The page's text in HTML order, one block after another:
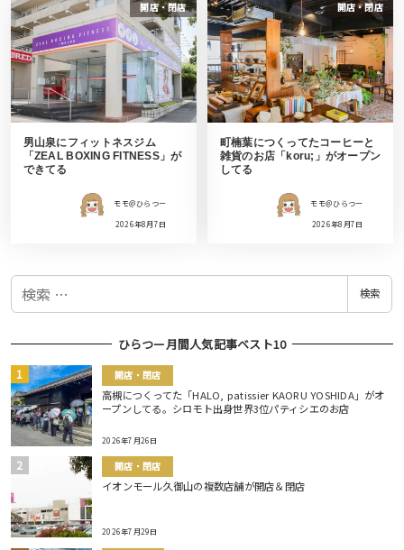
開店・閉店
男山泉にフィットネスジム
「ZEAL BOXING FITNESS」が
できてる
モモ＠ひらつー
2026年8月7日
開店・閉店
町楠葉につくってたコーヒーと
雑貨のお店「koru;」がオープン
してる
モモ＠ひらつー
2026年8月7日
検
検索
ひらつー月間人気記事ベスト10
開店・閉店
高槻につくってた「HALO, patissier KAORU YOSHIDA」がオ
ープンしてる。シロモト出身世界3位パティシエのお店
2026年7月26日
開店・閉店
イオンモール久御山の複数店舗が開店＆閉店
2026年7月29日